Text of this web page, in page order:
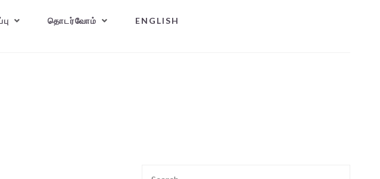
தொடர்வோம் ENGLISH